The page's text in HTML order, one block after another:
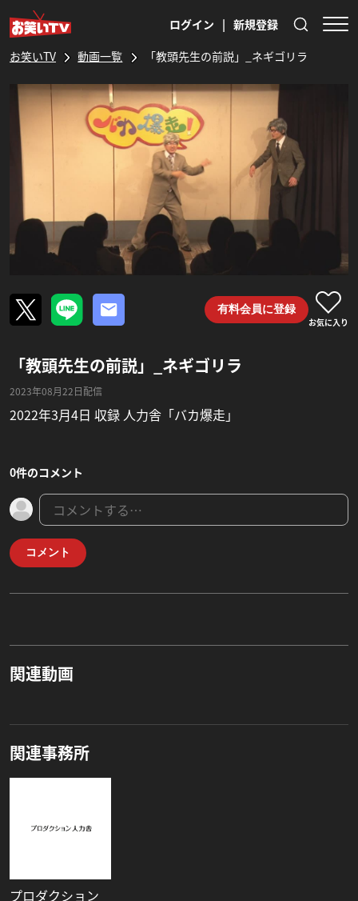
ログイン | 新規登録
お笑いTV 動画一覧 「教頭先生の前説」_ネギゴリラ
有料会員に登録
お気に入り
「教頭先生の前説」_ネギゴリラ
2023年08月22日配信
2022年3月4日 収録 人力舎「バカ爆走」
0件のコメント
コメント
関連動画
関連事務所
プロダクション